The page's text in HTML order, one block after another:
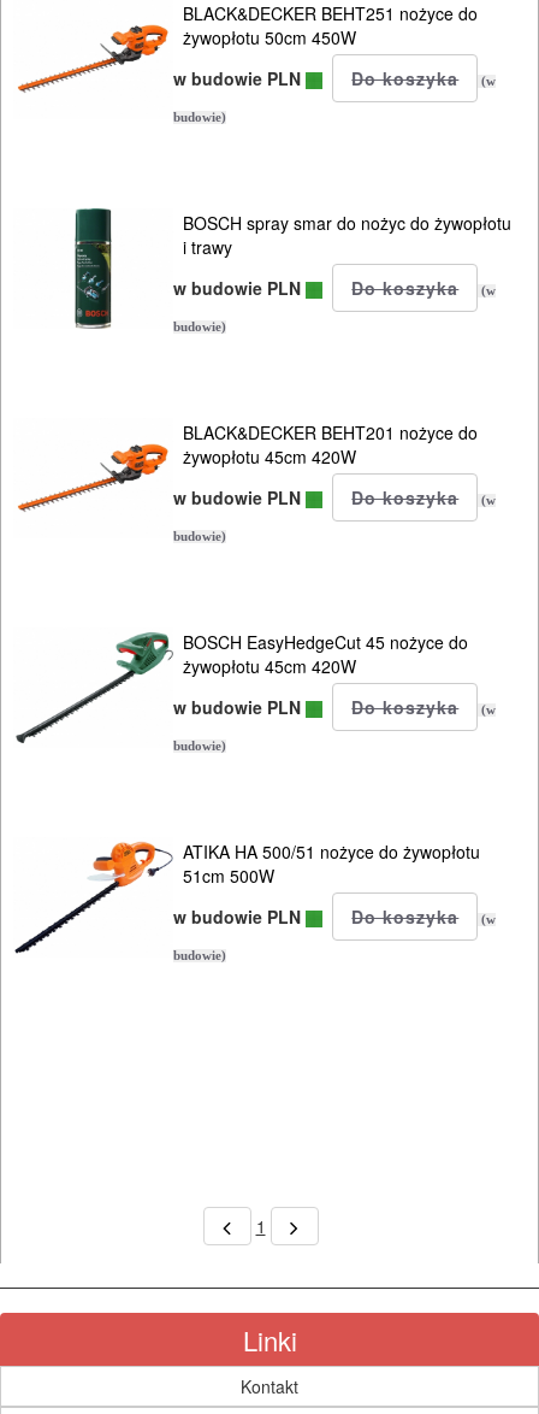
KOMPRESORY
NARZĘDZIA
SPAWALNICTWO
ROZRUCHOWE
PROSTOWNIKI
OSPRZĘT
ODZIEŻ
ROBOCZA
SPRZĘT
OGRODNICZE
KOSIARKI-
KOSY
MYJKI
CIŚNIENIOWE
elektryczne
elektryczne
podkaszarki
BLACK&DECKER BEHT251 nożyce do
żywopłotu 50cm 450W
w budowie PLN
(w
budowie)
BOSCH spray smar do nożyc do żywopłotu
i trawy
w budowie PLN
(w
budowie)
BLACK&DECKER BEHT201 nożyce do
żywopłotu 45cm 420W
w budowie PLN
(w
budowie)
BOSCH EasyHedgeCut 45 nożyce do
żywopłotu 45cm 420W
w budowie PLN
(w
budowie)
ATIKA HA 500/51 nożyce do żywopłotu
51cm 500W
w budowie PLN
(w
budowie)
1
Linki
Kontakt